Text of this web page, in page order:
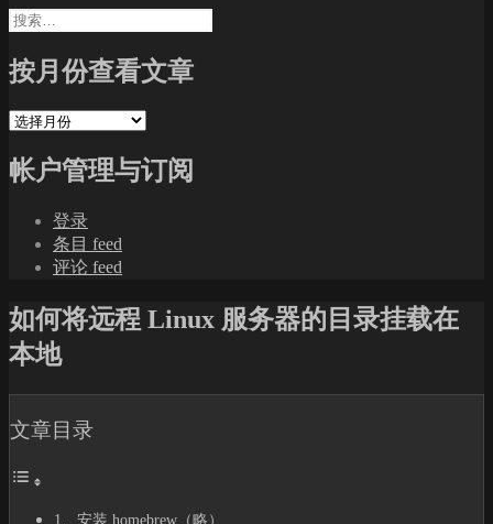
搜
按月份查看文章
按
份
查
帐户管理与订阅
登录
条目 feed
评论 feed
如何将远程 Linux 服务器的目录挂载在
本地
文章目录
1、安装 homebrew（略）